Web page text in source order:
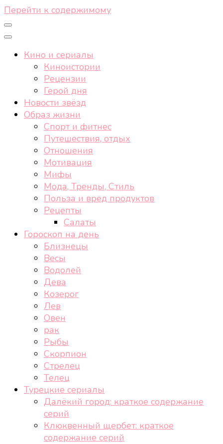
Перейти к содержимому
Кино и сериалы
Киноистории
Рецензии
Герой дня
Новости звёзд
Образ жизни
Спорт и фитнес
Путешествия, отдых
Отношения
Мотивация
Мифы
Мода, Тренды, Стиль
Польза и вред продуктов
Рецепты
Салаты
Гороскоп на день
Близнецы
Весы
Водолей
Дева
Козерог
Лев
Овен
рак
Рыбы
Скорпион
Стрелец
Телец
Турецкие сериалы
Далёкий город: краткое содержание
серий
Клюквенный щербет: краткое
содержание серий